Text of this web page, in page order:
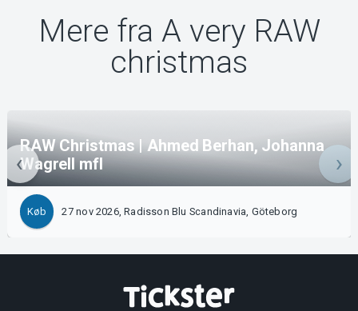
Mere fra A very RAW
christmas
RAW Christmas | Ahmed Berhan, Johanna
Wagrell mfl
Køb